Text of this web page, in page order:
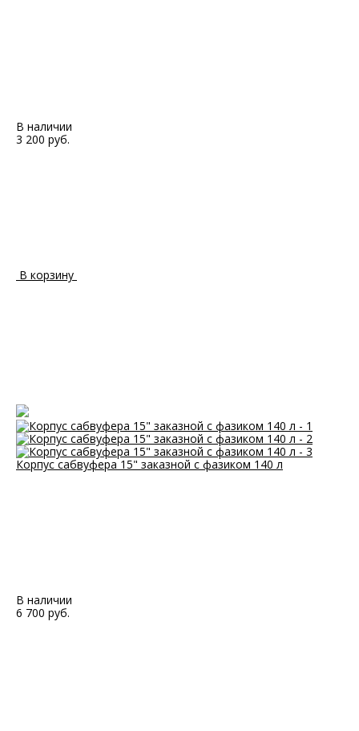
В наличии
3 200 руб.
В корзину
Корпус сабвуфера 15" заказной с фазиком 140 л
В наличии
6 700 руб.